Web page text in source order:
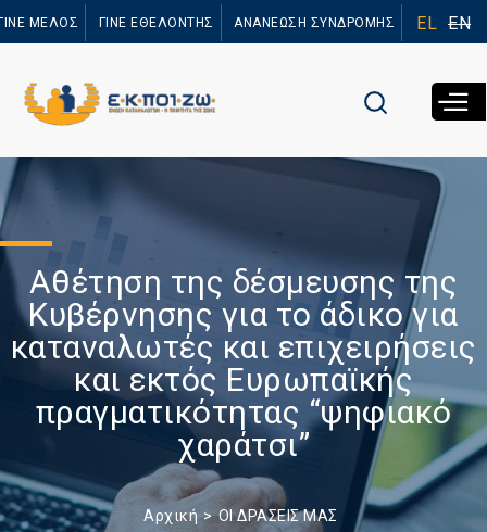
προς το
ΜΕΛΟΣ ΓΙΝΕ ΕΘΕΛΟΝΤΗΣ ΑΝΑΝΕΩΣΗ ΣΥΝΔΡΟΜΗΣ EL EN
Αθέτηση της δέσμευσης της
Κυβέρνησης για το άδικο για
καταναλωτές και επιχειρήσεις
και εκτός Ευρωπαϊκής
πραγματικότητας “ψηφιακό
χαράτσι”
Αρχική ΟΙ ΔΡΑΣΕΙΣ ΜΑΣ